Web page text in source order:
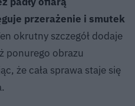
przerażenie i smutek
okrutny szczegół dodaje
ponurego obrazu
że cała sprawa staje się